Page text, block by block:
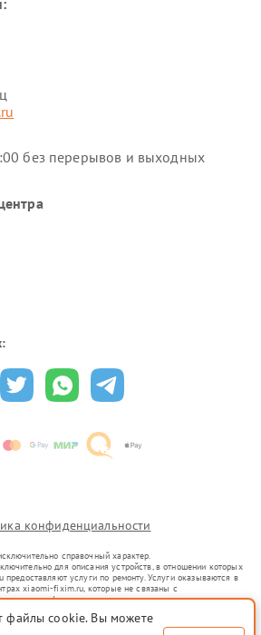
без перерывов и выходных
конфиденциальности
справочный характер.
для описания устройств, в отношении которых
услуги по ремонту. Услуги оказываются в
xiaomi-fixim.ru, которые не связаны с
или их официальными представителями.
уже введенных в гражданский оборот в соответствии
преследует цели индивидуализации услуг или введения
файлы cookie. Вы можете